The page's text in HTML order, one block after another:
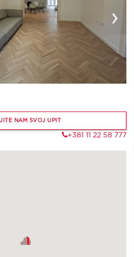
›
NAM SVOJ UPIT
+381 11 22 58 777